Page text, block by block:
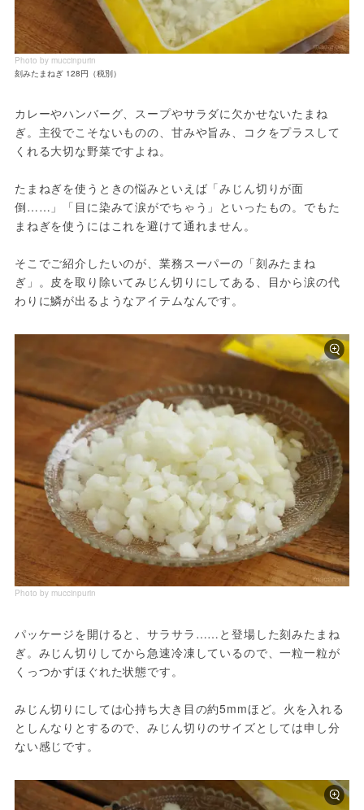
Photo by muccinpurin
刻みたまねぎ 128円（税別）
カレーやハンバーグ、スープやサラダに欠かせないたまね
ぎ。主役でこそないものの、甘みや旨み、コクをプラスして
くれる大切な野菜ですよね。
たまねぎを使うときの悩みといえば「みじん切りが面
倒……」「目に染みて涙がでちゃう」といったもの。でもた
まねぎを使うにはこれを避けて通れません。
そこでご紹介したいのが、業務スーパーの「刻みたまね
ぎ」。皮を取り除いてみじん切りにしてある、目から涙の代
わりに鱗が出るようなアイテムなんです。
Photo by muccinpurin
パッケージを開けると、サラサラ……と登場した刻みたまね
ぎ。みじん切りしてから急速冷凍しているので、一粒一粒が
くっつかずほぐれた状態です。
みじん切りにしては心持ち大き目の約5mmほど。火を入れる
としんなりとするので、みじん切りのサイズとしては申し分
ない感じです。